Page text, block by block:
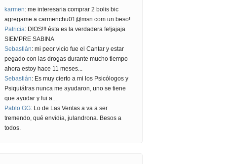
karmen: me interesaria comprar 2 bolis bic
agregame a carmenchu01@msn.com un beso!
Patricia: DIOS!!! ésta es la verdadera fe!jajaja
SIEMPRE SABINA
Sebastián: mi peor vicio fue el Cantar y estar
pegado con las drogas durante mucho tiempo
ahora estoy hace 11 meses...
Sebastián: Es muy cierto a mi los Psicólogos y
Psiquiátras nunca me ayudaron, uno se tiene
que ayudar y fui a...
Pablo GG: Lo de Las Ventas a va a ser
tremendo, qué envidia, julandrona. Besos a
todos.